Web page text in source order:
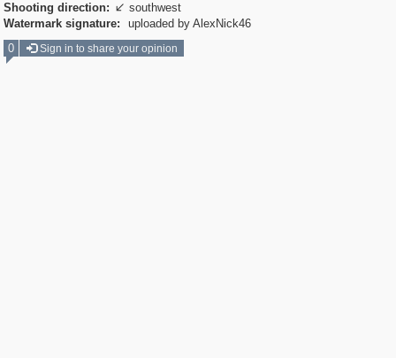
Shooting direction:  southwest
Watermark signature:
uploaded by AlexNick46
0
Sign in to share your opinion